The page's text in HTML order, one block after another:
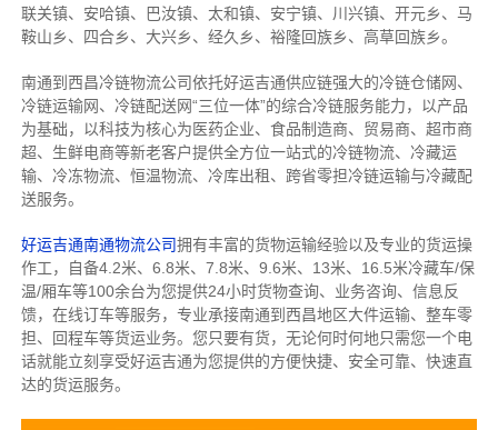
联关镇、安哈镇、巴汝镇、太和镇、安宁镇、川兴镇、开元乡、马
鞍山乡、四合乡、大兴乡、经久乡、裕隆回族乡、高草回族乡。
南通到西昌冷链物流公司依托好运吉通供应链强大的冷链仓储网、
冷链运输网、冷链配送网“三位一体”的综合冷链服务能力，以产品
为基础，以科技为核心为医药企业、食品制造商、贸易商、超市商
超、生鲜电商等新老客户提供全方位一站式的冷链物流、冷藏运
输、冷冻物流、恒温物流、冷库出租、跨省零担冷链运输与冷藏配
送服务。
好运吉通南通物流公司拥有丰富的货物运输经验以及专业的货运操
作工，自备4.2米、6.8米、7.8米、9.6米、13米、16.5米冷藏车/保
温/厢车等100余台为您提供24小时货物查询、业务咨询、信息反
馈，在线订车等服务， 专业承接南通到西昌地区大件运输、整车零
担、回程车等货运业务。 您只要有货，无论何时何地只需您一个电
话就能立刻享受好运吉通为您提供的方便快捷、安全可靠、快速直
达的货运服务。